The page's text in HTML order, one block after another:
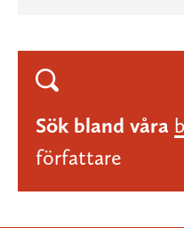
Sök bland våra
författare